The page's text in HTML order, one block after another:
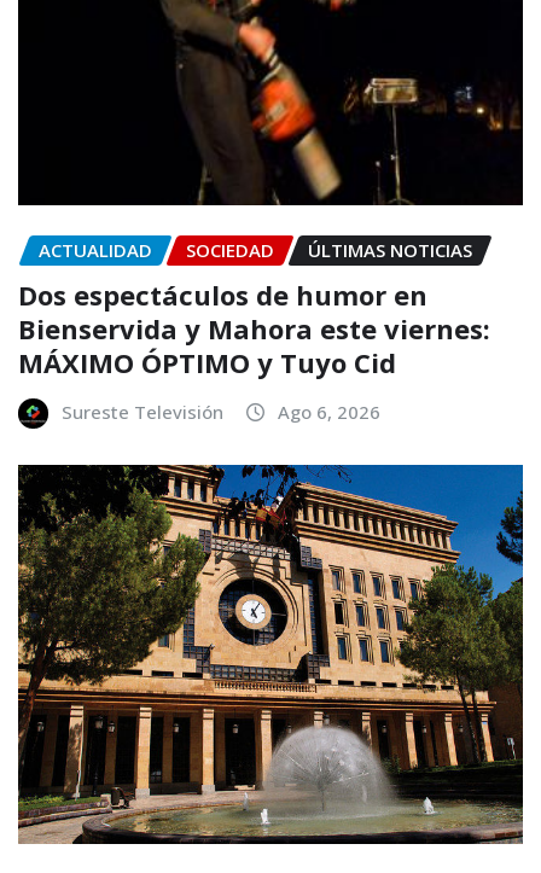
ACTUALIDAD SOCIEDAD ÚLTIMAS NOTICIAS
Dos espectáculos de humor en
Bienservida y Mahora este viernes:
MÁXIMO ÓPTIMO y Tuyo Cid
Sureste Televisión Ago 6, 2026